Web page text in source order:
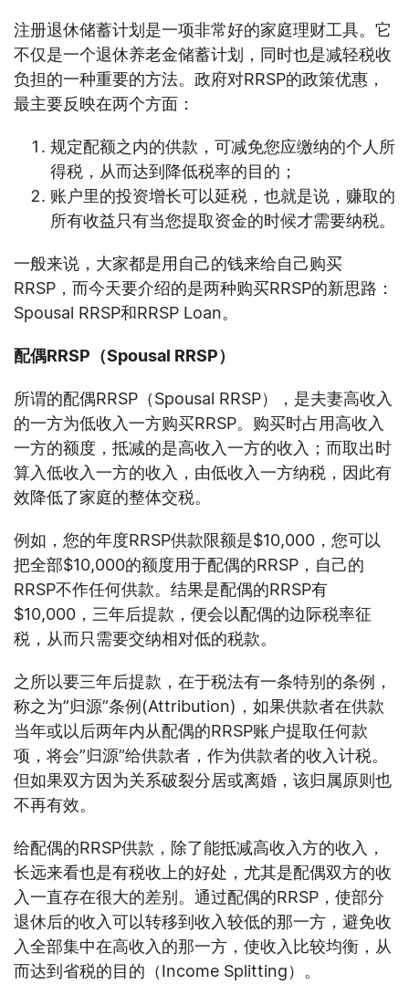
注册退休储蓄计划是一项非常好的家庭理财工具。它
不仅是一个退休养老金储蓄计划，同时也是减轻税收
负担的一种重要的方法。政府对RRSP的政策优惠，
最主要反映在两个方面：
规定配额之内的供款，可减免您应缴纳的个人所
得税，从而达到降低税率的目的；
账户里的投资增长可以延税，也就是说，赚取的
所有收益只有当您提取资金的时候才需要纳税。
一般来说，大家都是用自己的钱来给自己购买
RRSP，而今天要介绍的是两种购买RRSP的新思路：
Spousal RRSP和RRSP Loan。
配偶RRSP （Spousal RRSP）
所谓的配偶RRSP（Spousal RRSP），是夫妻高收入
的一方为低收入一方购买RRSP。购买时占用高收入
一方的额度，抵减的是高收入一方的收入；而取出时
算入低收入一方的收入，由低收入一方纳税，因此有
效降低了家庭的整体交税。
例如，您的年度RRSP供款限额是$10,000，您可以
把全部$10,000的额度用于配偶的RRSP，自己的
RRSP不作任何供款。结果是配偶的RRSP有
$10,000，三年后提款，便会以配偶的边际税率征
税，从而只需要交纳相对低的税款。
之所以要三年后提款，在于税法有一条特别的条例，
称之为”归源”条例(Attribution)，如果供款者在供款
当年或以后两年内从配偶的RRSP账户提取任何款
项，将会”归源”给供款者，作为供款者的收入计税。
但如果双方因为关系破裂分居或离婚，该归属原则也
不再有效。
给配偶的RRSP供款，除了能抵减高收入方的收入，
长远来看也是有税收上的好处，尤其是配偶双方的收
入一直存在很大的差别。通过配偶的RRSP，使部分
退休后的收入可以转移到收入较低的那一方，避免收
入全部集中在高收入的那一方，使收入比较均衡，从
而达到省税的目的（Income Splitting）。